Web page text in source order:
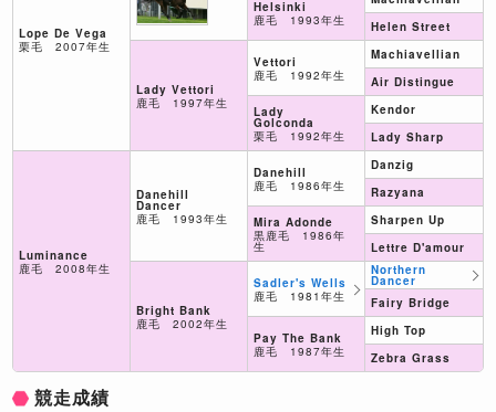
Lope De Vega
栗毛 2007年生
Luminance
鹿毛 2008年生
Lady Vettori
鹿毛 1997年生
Danehill
Dancer
鹿毛 1993年生
Bright Bank
鹿毛 2002年生
Helsinki
鹿毛 1993年生
Vettori
鹿毛 1992年生
Lady
Golconda
栗毛 1992年生
Danehill
鹿毛 1986年生
Mira Adonde
黒鹿毛 1986年
生
Sadler's Wells
鹿毛 1981年生
Pay The Bank
鹿毛 1987年生
Helen Street
Machiavellian
Air Distingue
Kendor
Lady Sharp
Danzig
Razyana
Sharpen Up
Lettre D'amour
Northern
Dancer
Fairy Bridge
High Top
Zebra Grass
競走成績